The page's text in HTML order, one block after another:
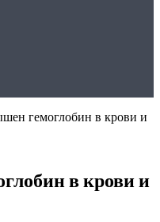
гемоглобин в крови и
в крови и